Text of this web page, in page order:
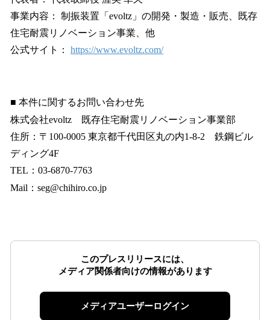
事業内容： 制振装置「evoltz」の開発・製造・販売、既存
住宅耐震リノベーション事業、他
公式サイト： https://www.evoltz.com/
■ 本件に関するお問い合わせ先
株式会社evoltz 既存住宅耐震リノベーション事業部
住所：〒100-0005 東京都千代田区丸の内1-8-2 鉄鋼ビル
ディング4F
TEL：03-6870-7763
Mail：seg@chihiro.co.jp
このプレスリリースには、
メディア関係者向けの情報があります
メディアユーザーログイン